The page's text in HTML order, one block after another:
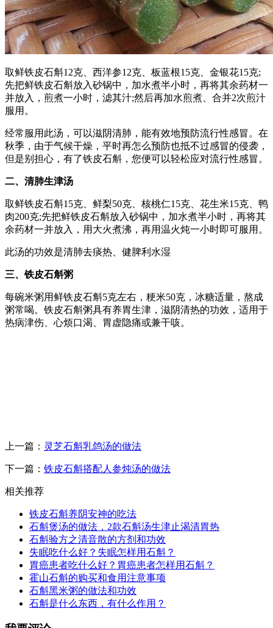
取鲜铁皮石斛12克、西洋参12克、板蓝根15克、金银花15克;
先把鲜铁皮石斛放入砂锅中，加水煮半小时，再将其余药材一
并放入，煎煮一小时，滤其汁;然后再加水煎煮、合并2次煎汁
服用。
经常服用此汤，可以滋阴清肺，能有效地预防流行性感冒。在
秋季，由于气候干燥，平时再怎么预防也抵不过感冒的侵袭，
但是别担心，有了铁皮石斛，您便可以轻松应对流行性感冒。
二、清肺生津汤
取鲜铁皮石斛15克、鲜梨50克、核桃仁15克、花生米15克、鸭
肉200克;先把鲜铁皮石斛放入砂锅中，加水煮半小时，再将其
余药材一并放入，用大火煮沸，再用温火炖一小时即可服用。
此汤的功效是清肺去痰热、健脾利水湿
三、铁皮石斛粥
每碗米粥用鲜铁皮石斛5克左右，粳米50克，冰糖适量，熬成
粥常喝。铁皮石斛粥具有养胃生津，滋阴清热的功效，适用于
热病津伤、心烦口渴、胃虚隐痛或兼干咳。
上一篇： 灵芝石斛乳鸽汤的做法
下一篇： 铁皮石斛搭配人参炖汤的做法
相关推荐
铁皮石斛养阴安神的吃法
石斛煲汤的做法，2款石斛汤生津止渴清胃热
石斛验方之清音散的方剂和功效
失眠吃什么好？失眠怎样用石斛？
胃癌患者吃什么好？胃癌患者怎样用石斛？
霍山石斛的购买和食用注意事项
石斛黑米粥的做法和功效
石斛是什么东西，有什么作用？